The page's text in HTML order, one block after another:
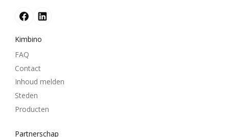
Kimbino
FAQ
Contact
Inhoud melden
Steden
Producten
Partnerschap